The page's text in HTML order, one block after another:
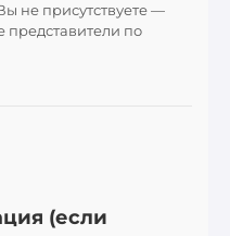
не присутствуете —
представители по
(если